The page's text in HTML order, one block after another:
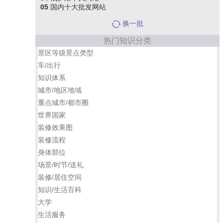
05 国内十大批发网站
换一批
热门知识分类
景区等级景点类型
车/出行
知识体系
城市/地区地域
重点城市/都市圈
世界国家
装修效果图
装修流程
身体部位
场景/时节/送礼
装修/居住空间
知识/生活百科
大学
生活服务